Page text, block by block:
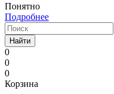
Понятно
Подробнее
Найти
0
0
0
Корзина